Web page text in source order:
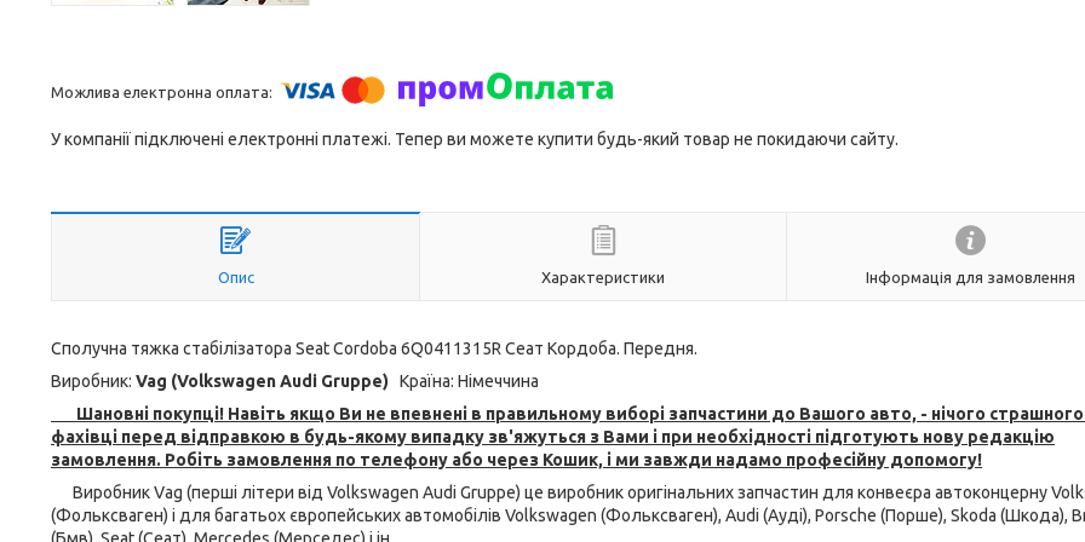
У компанії підключені електронні платежі. Тепер ви можете купити будь-який товар не покидаючи сайту.
Опис Характеристики Інформація для замовлення
Сполучна тяжка стабілізатора Seat Cordoba 6Q0411315R Сеат Кордоба. Передня.
Виробник: Vag (Volkswagen Audi Gruppe)
Країна: Німеччина
Шановні покупці! Навіть якщо Ви не впевнені в правильному виборі запчастини до Вашого авто, - нічого
фахівці перед відправкою в будь-якому випадку зв'яжуться з Вами і при необхідності підготують нову редакцію
замовлення. Робіть замовлення по телефону або через Кошик, і ми завжди надамо професійну допомогу!
Виробник Vag (перші літери від Volkswagen Audi Gruppe) це виробник оригінальних запчастин для конвеєра автоконцерну
(Фольксваген) і для багатьох європейських автомобілів Volkswagen (Фольксваген), Audi (Ауді), Porsche (Порше), Skoda (Шкода),